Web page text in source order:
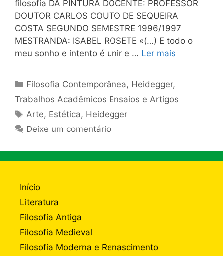
filosofia DA PINTURA DOCENTE: PROFESSOR
DOUTOR CARLOS COUTO DE SEQUEIRA
COSTA SEGUNDO SEMESTRE 1996/1997
MESTRANDA: ISABEL ROSETE «(…) E todo o
meu sonho e intento é unir e … Ler mais
Categorias
Filosofia Contemporânea, Heidegger,
Trabalhos Acadêmicos Ensaios e Artigos
Tags
Arte, Estética, Heidegger
Deixe um comentário
Início
Literatura
Filosofia Antiga
Filosofia Medieval
Filosofia Moderna e Renascimento